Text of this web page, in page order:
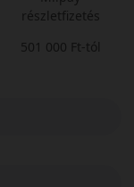
részletfizetés
501 000 Ft-tól